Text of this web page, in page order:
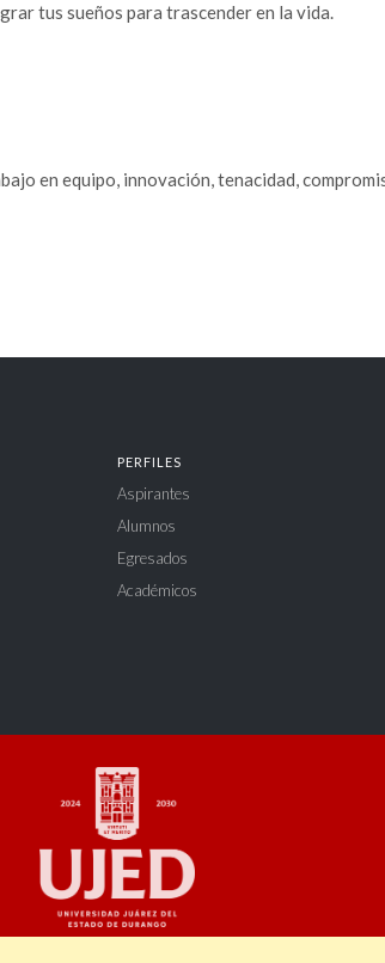
tus sueños para trascender en la vida.
en equipo, innovación, tenacidad,
PERFILES
Aspirantes
Alumnos
Egresados
Académicos